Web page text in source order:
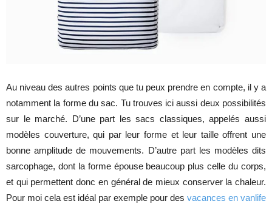
Au niveau des autres points que tu peux prendre en compte, il y a
notamment la forme du sac. Tu trouves ici aussi deux possibilités
sur le marché. D’une part les sacs classiques, appelés aussi
modèles couverture, qui par leur forme et leur taille offrent une
bonne amplitude de mouvements. D’autre part les modèles dits
sarcophage, dont la forme épouse beaucoup plus celle du corps,
et qui permettent donc en général de mieux conserver la chaleur.
Pour moi cela est idéal par exemple pour des vacances en vanlife